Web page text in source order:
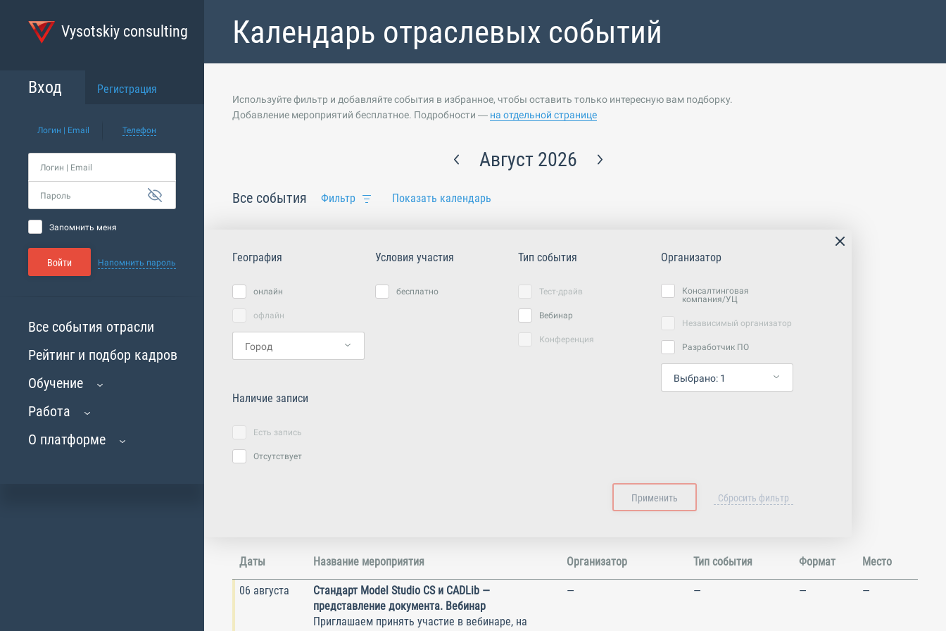
Vysotskiy consulting
Вход Регистрация
Логин | Email Телефон
Логин | Email
Пароль
Запомнить меня
Войти Напомнить пароль
Все события отрасли
Рейтинг и подбор кадров
Обучение
Работа
О платформе
Календарь отраслевых событий
Используйте фильтр и добавляйте события в избранное, чтобы оставить только интересную вам подборку.
Добавление мероприятий бесплатное. Подробности — на отдельной странице
Август 2026
Все события Фильтр Показать календарь
География
онлайн
офлайн
Наличие записи
Есть запись
Отсутствует
Условия участия
бесплатно
Тип события
Тест-драйв
Вебинар
Конференция
Организатор
Консалтинговая
компания/УЦ
Независимый организатор
Разработчик ПО
Выбрано: 1
Даты Название мероприятия Организатор Тип события Формат Место
06 августа
Стандарт Model Studio CS и CADLib —
представление документа. Вебинар
Приглашаем принять участие в вебинаре, на
— — — —